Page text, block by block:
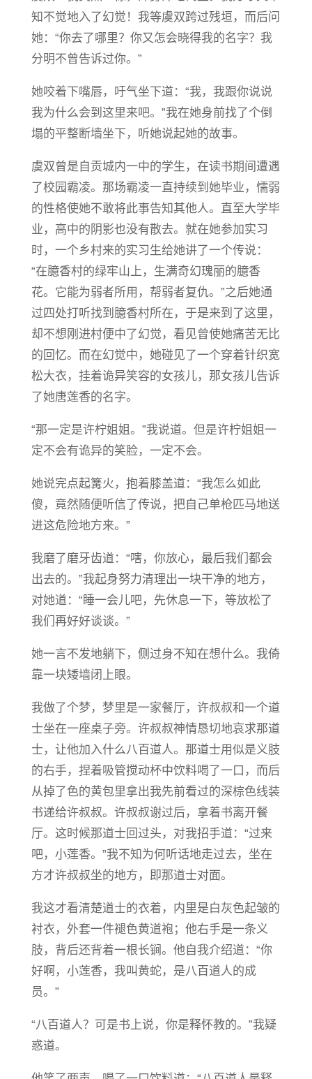
知不觉地入了幻觉！我等虞双跨过残垣，而后问
她：“你去了哪里？你又怎会晓得我的名字？我
分明不曾告诉过你。”
她咬着下嘴唇，吁气坐下道：“我，我跟你说说
我为什么会到这里来吧。”我在她身前找了个倒
塌的平整断墙坐下，听她说起她的故事。
虞双曾是自贡城内一中的学生，在读书期间遭遇
了校园霸凌。那场霸凌一直持续到她毕业，懦弱
的性格使她不敢将此事告知其他人。直至大学毕
业，高中的阴影也没有散去。就在她参加实习
时，一个乡村来的实习生给她讲了一个传说：
“在臆香村的绿牢山上，生满奇幻瑰丽的臆香
花。它能为弱者所用，帮弱者复仇。”之后她通
过四处打听找到臆香村所在，于是来到了这里，
却不想刚进村便中了幻觉，看见曾使她痛苦无比
的回忆。而在幻觉中，她碰见了一个穿着针织宽
松大衣，挂着诡异笑容的女孩儿，那女孩儿告诉
了她唐莲香的名字。
“那一定是许柠姐姐。”我说道。但是许柠姐姐一
定不会有诡异的笑脸，一定不会。
她说完点起篝火，抱着膝盖道：“我怎么如此
傻，竟然随便听信了传说，把自己单枪匹马地送
进这危险地方来。”
我磨了磨牙齿道：“嗐，你放心，最后我们都会
出去的。”我起身努力清理出一块干净的地方，
对她道：“睡一会儿吧，先休息一下，等放松了
我们再好好谈谈。”
她一言不发地躺下，侧过身不知在想什么。我倚
靠一块矮墙闭上眼。
我做了个梦，梦里是一家餐厅，许叔叔和一个道
士坐在一座桌子旁。许叔叔神情恳切地哀求那道
士，让他加入什么八百道人。那道士用似是义肢
的右手，捏着吸管搅动杯中饮料喝了一口，而后
从掉了色的黄包里拿出我先前看过的深棕色线装
书递给许叔叔。许叔叔谢过后，拿着书离开餐
厅。这时候那道士回过头，对我招手道：“过来
吧，小莲香。”我不知为何听话地走过去，坐在
方才许叔叔坐的地方，即那道士对面。
我这才看清楚道士的衣着，内里是白灰色起皱的
衬衣，外套一件褪色黄道袍；他右手是一条义
肢，背后还背着一根长锏。他自我介绍道：“你
好啊，小莲香，我叫黄蛇，是八百道人的成
员。”
“八百道人？可是书上说，你是释怀教的。”我疑
惑道。